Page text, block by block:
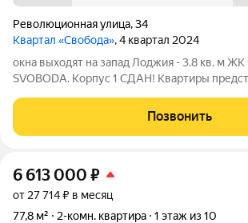
Революционная улица,34
Квартал «Свобода», 4 квартал 2024
окна выходят на запад Лоджия - 3.8 кв. м ЖК
SVOBODA. Корпус 1 СДАН! Квартиры представлены площадью
решений: white box и квартиры со свободной
Квартиры с террасами и
Позвонить
6 613 000 ₽
от 27 714 ₽ в месяц
77,8 м²
2-комн. квартира 1 этаж из 10